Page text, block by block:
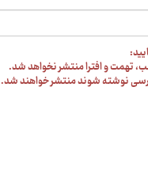
تهمت و افترا منتشر نخواهد شد.
نوشته شوند منتشر خواهند شد.